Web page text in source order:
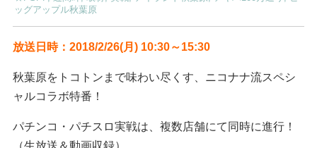
ッグアップル秋葉原
放送日時：2018/2/26(月) 10:30～15:30
秋葉原をトコトンまで味わい尽くす、ニコナナ流スペシ
ャルコラボ特番！
パチンコ・パチスロ実戦は、複数店舗にて同時に進行！
（生放送＆動画収録）